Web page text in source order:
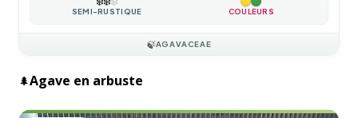
SEMI-RUSTIQUE COULEURS
🍃AGAVACEAE
🌲Agave en arbuste